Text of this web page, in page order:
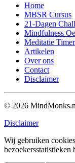
Home
MBSR Cursus
21-Dagen
Mindfulness
Meditatie Timer
Artikelen
Over ons
Contact
Disclaimer
© 2026
Disclaimer
Wij gebruiken